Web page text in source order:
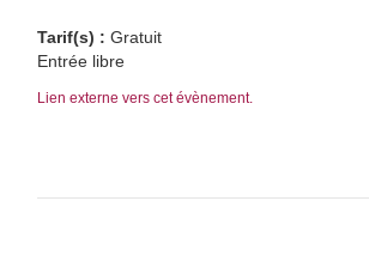
Tarif(s) : Gratuit
Entrée libre
Lien externe vers cet évènement.